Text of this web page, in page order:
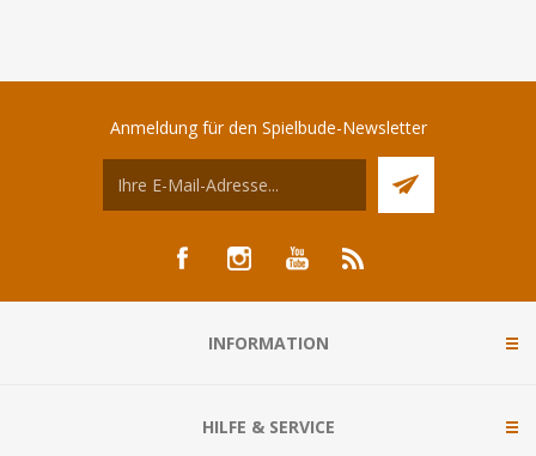
Anmeldung für den Spielbude-Newsletter
INFORMATION
HILFE & SERVICE